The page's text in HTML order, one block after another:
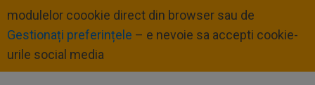
modulelor coookie direct din browser sau de
Gestionați preferințele – e nevoie sa accepti cookie-
urile social media